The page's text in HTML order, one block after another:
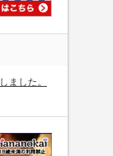
ました。